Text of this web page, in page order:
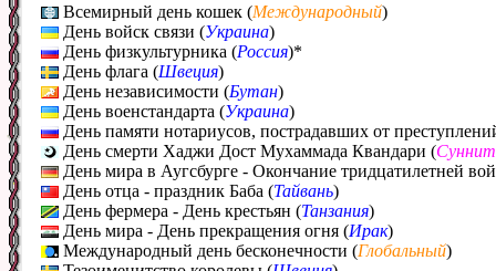
Всемирный день кошек (Международный)
День войск связи (Украина)
День физкультурника (Россия)*
День флага (Швеция)
День независимости (Бутан)
День военстандарта (Украина)
День памяти нотариусов, пострадавших от
День смерти Хаджи Дост Мухаммада Квандари (
День мира в Аугсбурге - Окончание тридцатилетней
День отца - праздник Баба (Тайвань)
День фермера - День крестьян (Танзания)
День мира - День прекращения огня (Ирак)
Международный день бесконечности (Глобальный)